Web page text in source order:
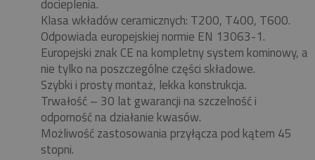
docieplenia.
Klasa wkładów ceramicznych: T200, T400, T600.
Odpowiada europejskiej normie EN 13063-1.
Europejski znak CE na kompletny system kominowy, a
nie tylko na poszczególne części składowe.
Szybki i prosty montaż, lekka konstrukcja.
Trwałość – 30 lat gwarancji na szczelność i
odporność na działanie kwasów.
Możliwość zastosowania przyłącza pod kątem 45
stopni.